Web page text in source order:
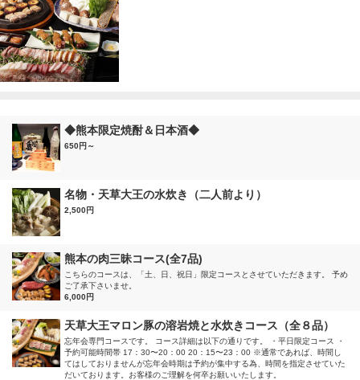
◆熊本限定焼酎＆日本酒◆
650円～
名物・天草大王の水炊き（二人前より）
2,500円
熊本の肉三昧コース(全7品)
こちらのコースは、「土、日、祝日」限定コースとさせていただきます。 予め
ご了承下さいませ。
6,000円
天草大王マロン豚の溶岩焼と水炊きコース（全８品）
忘年会専門コースです。 コース詳細は以下の通りです。 ・平日限定コース ・
予約可能時間帯 17：30〜20：00 20：15〜23：00 ※通常であれば、時間し
てはしておりませんが忘年会時期は予約が集中する為、時間を指定させていた
だいております。お客様のご理解を何卒お願いいたします。